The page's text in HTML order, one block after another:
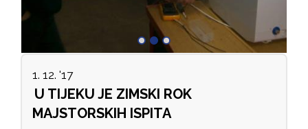
1. 12. '17
U TIJEKU JE ZIMSKI ROK
MAJSTORSKIH ISPITA